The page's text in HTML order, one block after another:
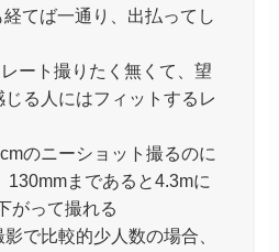
てば一通り、出払ってし
ート撮りたく無くて、望
る人にはフィットするレ
のニーショット撮るのに
130mmまであると4.3mに
がって撮れる
で比較的少人数の場合、